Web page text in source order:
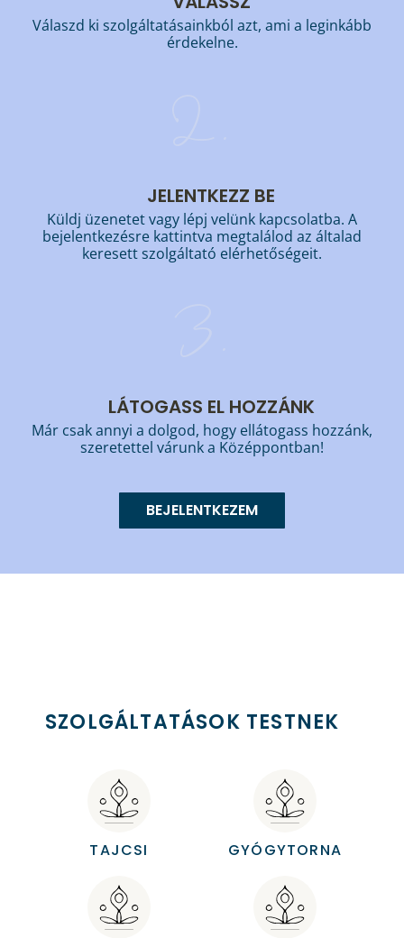
Válaszd ki szolgáltatásainkból azt, ami a leginkább
érdekelne.
JELENTKEZZ BE
Küldj üzenetet vagy lépj velünk kapcsolatba. A
bejelentkezésre kattintva megtalálod az általad
keresett szolgáltató elérhetőségeit.
LÁTOGASS EL HOZZÁNK
Már csak annyi a dolgod, hogy ellátogass hozzánk,
szeretettel várunk a Középpontban!
BEJELENTKEZEM
SZOLGÁLTATÁSOK TESTNEK
TAJCSI GYÓGYTORNA